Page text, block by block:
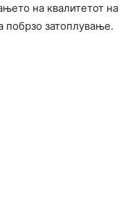
на квалитетот на
побрзо затоплување.